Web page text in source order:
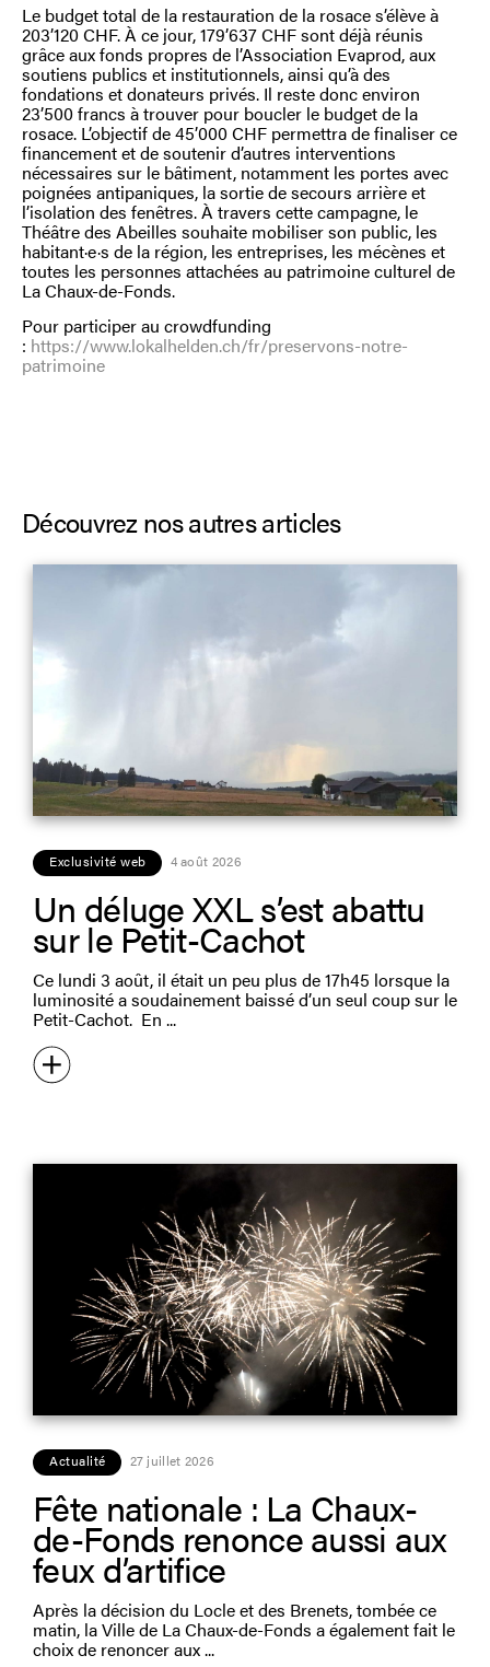
Le budget total de la restauration de la rosace s’élève à
203’120 CHF. À ce jour, 179’637 CHF sont déjà réunis
grâce aux fonds propres de l’Association Evaprod, aux
soutiens publics et institutionnels, ainsi qu’à des
fondations et donateurs privés. Il reste donc environ
23’500 francs à trouver pour boucler le budget de la
rosace. L’objectif de 45’000 CHF permettra de finaliser ce
financement et de soutenir d’autres interventions
nécessaires sur le bâtiment, notamment les portes avec
poignées antipaniques, la sortie de secours arrière et
l’isolation des fenêtres. À travers cette campagne, le
Théâtre des Abeilles souhaite mobiliser son public, les
habitant·e·s de la région, les entreprises, les mécènes et
toutes les personnes attachées au patrimoine culturel de
La Chaux-de-Fonds.
Pour participer au crowdfunding
: https://www.lokalhelden.ch/fr/preservons-notre-
patrimoine
Découvrez nos autres articles
Exclusivité web 4 août 2026
Un déluge XXL s’est abattu
sur le Petit-Cachot
Ce lundi 3 août, il était un peu plus de 17h45 lorsque la
luminosité a soudainement baissé d’un seul coup sur le
Petit-Cachot. En
Actualité 27 juillet 2026
Fête nationale : La Chaux-
de-Fonds renonce aussi aux
feux d’artifice
Après la décision du Locle et des Brenets, tombée ce
matin, la Ville de La Chaux-de-Fonds a également fait le
choix de renoncer aux